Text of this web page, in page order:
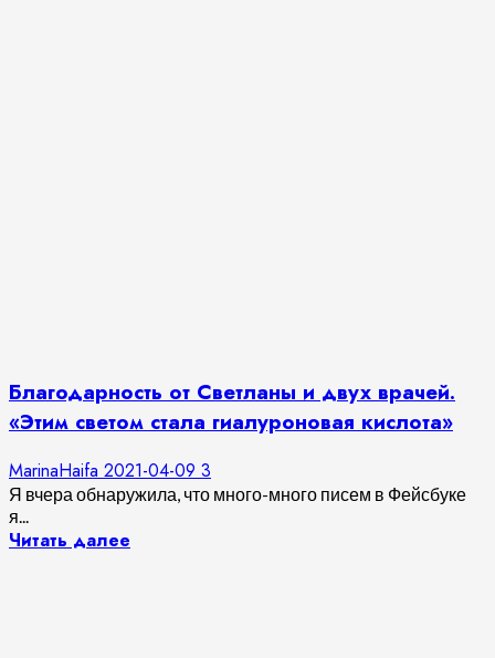
Благодарность от Светланы и двух врачей.
«Этим светом стала гиалуроновая кислота»
MarinaHaifa 2021-04-09 3
Я вчера обнаружила, что много-много писем в Фейсбуке
я...
Читать далее